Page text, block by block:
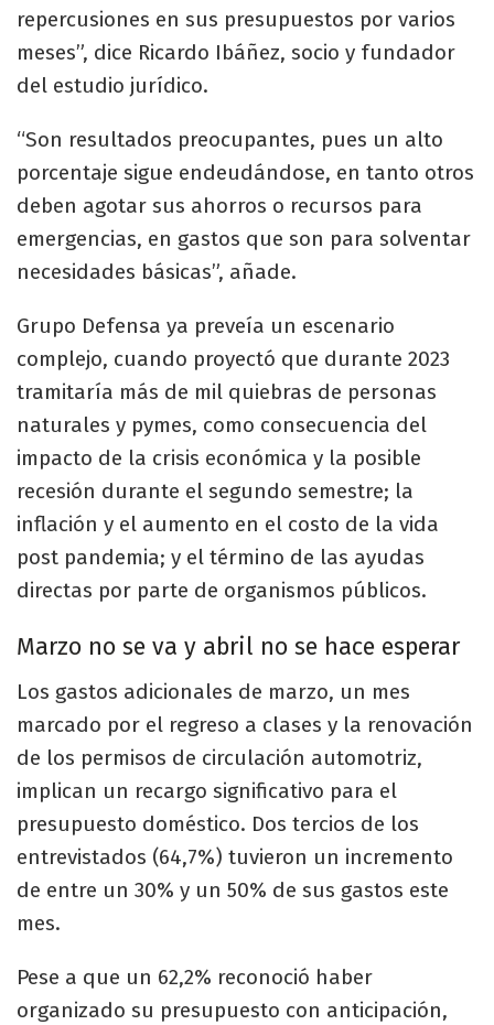
repercusiones en sus presupuestos por varios
meses”, dice Ricardo Ibáñez, socio y fundador
del estudio jurídico.
“Son resultados preocupantes, pues un alto
porcentaje sigue endeudándose, en tanto otros
deben agotar sus ahorros o recursos para
emergencias, en gastos que son para solventar
necesidades básicas”, añade.
Grupo Defensa ya preveía un escenario
complejo, cuando proyectó que durante 2023
tramitaría más de mil quiebras de personas
naturales y pymes, como consecuencia del
impacto de la crisis económica y la posible
recesión durante el segundo semestre; la
inflación y el aumento en el costo de la vida
post pandemia; y el término de las ayudas
directas por parte de organismos públicos.
Marzo no se va y abril no se hace esperar
Los gastos adicionales de marzo, un mes
marcado por el regreso a clases y la renovación
de los permisos de circulación automotriz,
implican un recargo significativo para el
presupuesto doméstico. Dos tercios de los
entrevistados (64,7%) tuvieron un incremento
de entre un 30% y un 50% de sus gastos este
mes.
Pese a que un 62,2% reconoció haber
organizado su presupuesto con anticipación,